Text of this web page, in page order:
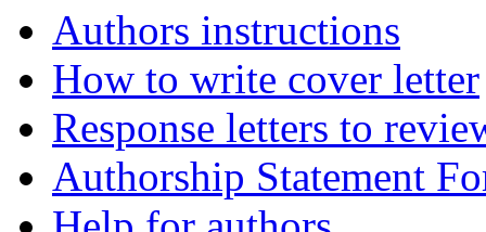
Authors instructions
How to write cover letter
Response letters to
Authorship Statement